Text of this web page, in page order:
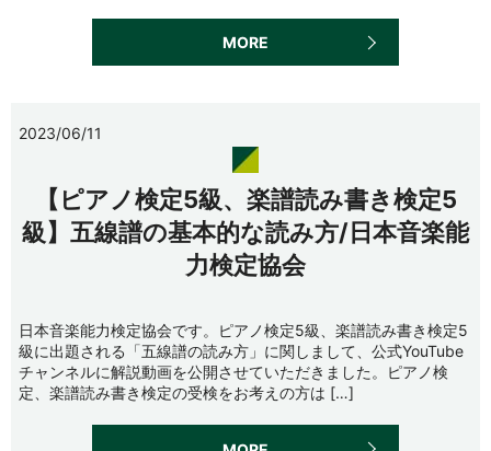
MORE
2023/06/11
【ピアノ検定5級、楽譜読み書き検定5
級】五線譜の基本的な読み方/日本音楽能
力検定協会
日本音楽能力検定協会です。ピアノ検定5級、楽譜読み書き検定5
級に出題される「五線譜の読み方」に関しまして、公式YouTube
チャンネルに解説動画を公開させていただきました。ピアノ検
定、楽譜読み書き検定の受検をお考えの方は […]